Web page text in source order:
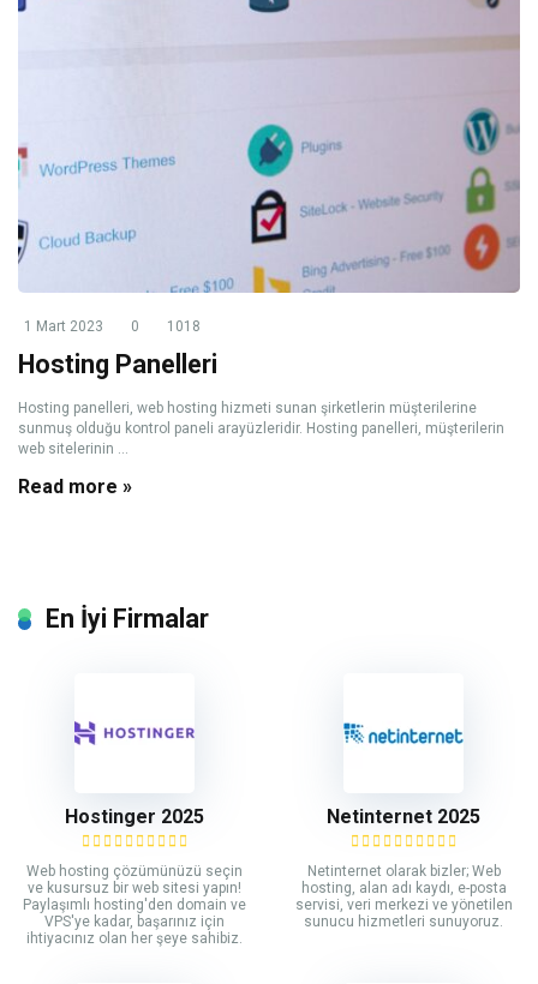
1 Mart 2023 0 1018
Hosting Panelleri
Hosting panelleri, web hosting hizmeti sunan şirketlerin müşterilerine
sunmuş olduğu kontrol paneli arayüzleridir. Hosting panelleri, müşterilerin
web sitelerinin ...
Read more »
En İyi Firmalar
Hostinger 2025
Web hosting çözümünüzü seçin
ve kusursuz bir web sitesi yapın!
Paylaşımlı hosting'den domain ve
VPS'ye kadar, başarınız için
ihtiyacınız olan her şeye sahibiz.
Netinternet 2025
Netinternet olarak bizler; Web
hosting, alan adı kaydı, e-posta
servisi, veri merkezi ve yönetilen
sunucu hizmetleri sunuyoruz.